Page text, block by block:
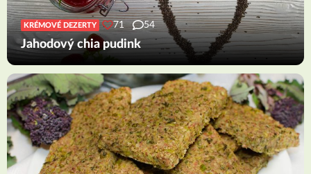
KRÉMOVÉ DEZERTY 71 54
Jahodový chia pudink